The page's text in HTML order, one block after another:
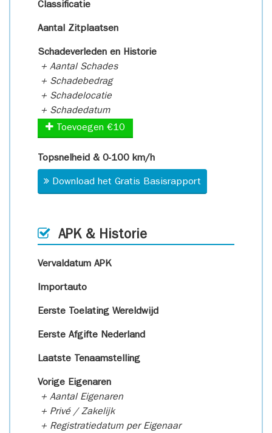
Classificatie
Aantal Zitplaatsen
Schadeverleden en Historie
+ Aantal Schades
+ Schadebedrag
+ Schadelocatie
+ Schadedatum
Toevoegen €10
Topsnelheid & 0-100 km/h
Download het Gratis Basisrapport
APK & Historie
Vervaldatum APK
Importauto
Eerste Toelating Wereldwijd
Eerste Afgifte Nederland
Laatste Tenaamstelling
Vorige Eigenaren
+ Aantal Eigenaren
+ Privé / Zakelijk
+ Registratiedatum per Eigenaar